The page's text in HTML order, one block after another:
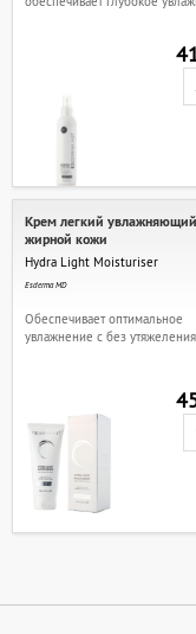
Крем легкий
жирной кожи
Hydra Light Moisturiser
Esderma MD
Обеспечивает оптимальное
увлажнение с без